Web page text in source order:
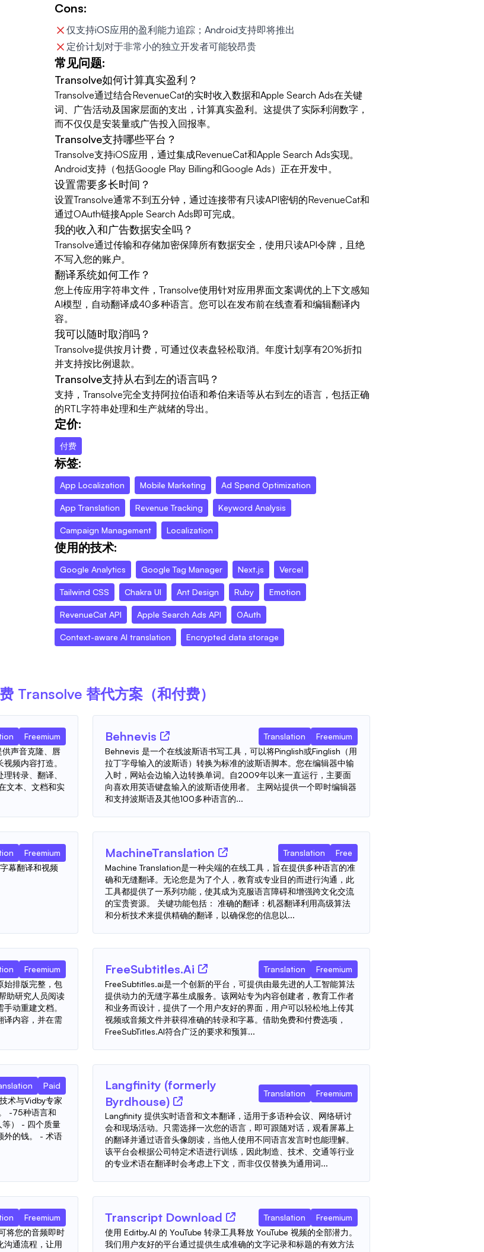
Cons:
仅支持iOS应用的盈利能力追踪；Android支持即将推出
定价计划对于非常小的独立开发者可能较昂贵
常见问题:
Transolve如何计算真实盈利？
Transolve通过结合RevenueCat的实时收入数据和Apple Search Ads在关键
词、广告活动及国家层面的支出，计算真实盈利。这提供了实际利润数字，
而不仅仅是安装量或广告投入回报率。
Transolve支持哪些平台？
Transolve支持iOS应用，通过集成RevenueCat和Apple Search Ads实现。
Android支持（包括Google Play Billing和Google Ads）正在开发中。
设置需要多长时间？
设置Transolve通常不到五分钟，通过连接带有只读API密钥的RevenueCat和
通过OAuth链接Apple Search Ads即可完成。
我的收入和广告数据安全吗？
Transolve通过传输和存储加密保障所有数据安全，使用只读API令牌，且绝
不写入您的账户。
翻译系统如何工作？
您上传应用字符串文件，Transolve使用针对应用界面文案调优的上下文感知
AI模型，自动翻译成40多种语言。您可以在发布前在线查看和编辑翻译内
容。
我可以随时取消吗？
Transolve提供按月计费，可通过仪表盘轻松取消。年度计划享有20%折扣
并支持按比例退款。
Transolve支持从右到左的语言吗？
支持，Transolve完全支持阿拉伯语和希伯来语等从右到左的语言，包括正确
的RTL字符串处理和生产就绪的导出。
定价:
付费
标签:
App Localization Mobile Marketing Ad Spend Optimization
App Translation Revenue Tracking Keyword Analysis
Campaign Management Localization
使用的技术:
Google Analytics Google Tag Manager Next.js Vercel
Tailwind CSS Chakra UI Ant Design Ruby Emotion
RevenueCat API Apple Search Ads API OAuth
Context-aware AI translation Encrypted data storage
Transolve 替代方案（和付费）
Freemium
声音克隆、唇
频内容打造。
转录、翻译、
文本、文档和实
Behnevis Translation
Freemium
Behnevis 是一个在线波斯语书写工具，可以将Pinglish或Finglish（用
拉丁字母输入的波斯语）转换为标准的波斯语脚本。您在编辑器中输
入时，网站会边输入边转换单词。自2009年以来一直运行，主要面
向喜欢用英语键盘输入的波斯语使用者。 主网站提供一个即时编辑器
和支持波斯语及其他100多种语言的...
Freemium
幕翻译和视频
MachineTranslation Translation
Free
Machine Translation是一种尖端的在线工具，旨在提供多种语言的准
确和无缝翻译。无论您是为了个人，教育或专业目的而进行沟通，此
工具都提供了一系列功能，使其成为克服语言障碍和增强跨文化交流
的宝贵资源。 关键功能包括： 准确的翻译：机器翻译利用高级算法
和分析技术来提供精确的翻译，以确保您的信息以...
Freemium
始排版完整，包
助研究人员阅读
动重建文档。
译内容，并在需
FreeSubtitles.Ai Translation
Freemium
FreeSubtitles.ai是一个创新的平台，可提供由最先进的人工智能算法
提供动力的无缝字幕生成服务。该网站专为内容创建者，教育工作者
和业务而设计，提供了一个用户友好的界面，用户可以轻松地上传其
视频或音频文件并获得准确的转录和字幕。借助免费和付费选项，
FreeSubTitles.AI符合广泛的要求和预算...
Paid
术与Vidby专家
-75种语言和
） - 四个质量
外的钱。 - 术语
Langfinity (formerly
Byrdhouse)
Translation Freemium
Langfinity 提供实时语音和文本翻译，适用于多语种会议、网络研讨
会和现场活动。只需选择一次您的语言，即可跟随对话，观看屏幕上
的翻译并通过语音头像朗读，当他人使用不同语言发言时也能理解。
该平台会根据公司特定术语进行训练，因此制造、技术、交通等行业
的专业术语在翻译时会考虑上下文，而非仅仅替换为通用词...
Freemium
将您的音频即时
沟通流程，让用
Transcript Download Translation
Freemium
使用 Editby.AI 的 YouTube 转录工具释放 YouTube 视频的全部潜力。
我们用户友好的平台通过提供生成准确的文字记录和标题的有效方法